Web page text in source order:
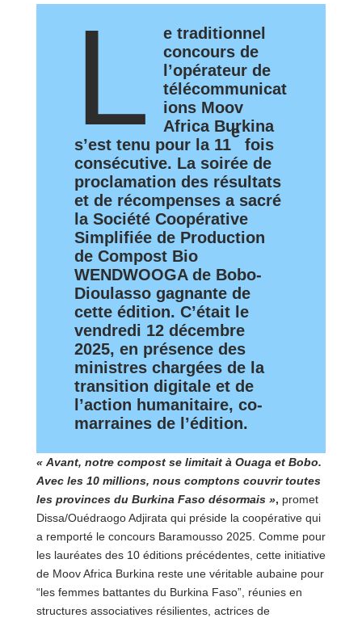
L
e traditionnel
concours de
l’opérateur de
télécommunicat
ions Moov
Africa Burkina
s’est tenu pour la 11
e
fois
consécutive. La soirée de
proclamation des résultats
et de récompenses a sacré
la Société Coopérative
Simplifiée de Production
de Compost Bio
WENDWOOGA de Bobo-
Dioulasso gagnante de
cette édition. C’était le
vendredi 12 décembre
2025, en présence des
ministres chargées de la
transition digitale et de
l’action humanitaire, co-
marraines de l’édition.
« Avant, notre compost se limitait à Ouaga et Bobo.
Avec les 10 millions, nous comptons couvrir toutes
les provinces du Burkina Faso désormais », promet
Dissa/Ouédraogo Adjirata qui préside la coopérative qui
a remporté le concours Baramousso 2025. Comme pour
les lauréates des 10 éditions précédentes, cette initiative
de Moov Africa Burkina reste une véritable aubaine pour
“les femmes battantes du Burkina Faso”, réunies en
structures associatives résilientes, actrices de